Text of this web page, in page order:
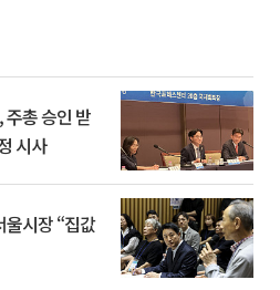
주총 승인 받
시사
시장 “집값